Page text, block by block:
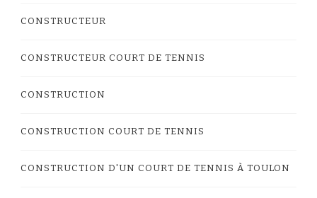
CONSTRUCTEUR
CONSTRUCTEUR COURT DE TENNIS
CONSTRUCTION
CONSTRUCTION COURT DE TENNIS
CONSTRUCTION D'UN COURT DE TENNIS À TOULON